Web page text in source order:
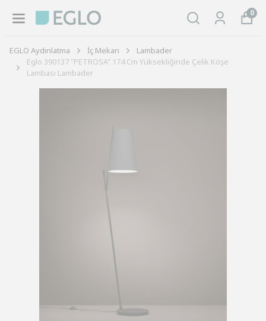
0
EGLO Aydınlatma İç Mekan
Lambader
Eglo 390137 "PETROSA" 174 Cm Yüksekliğinde Çelik Köşe
Lambası Lambader